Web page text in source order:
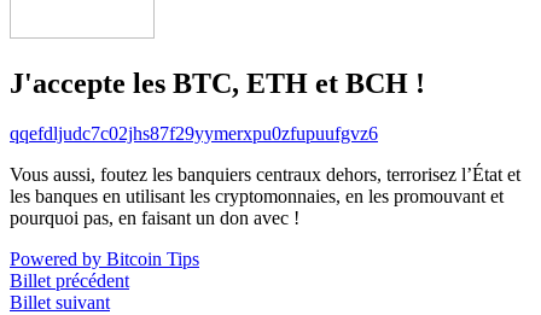
J'accepte les BTC, ETH et BCH !
qqefdljudc7c02jhs87f29yymerxpu0zfupuufgvz6
Vous aussi, foutez les banquiers centraux dehors, terrorisez l’État et
les banques en utilisant les cryptomonnaies, en les promouvant et
pourquoi pas, en faisant un don avec !
Powered by Bitcoin Tips
Billet précédent
Billet suivant